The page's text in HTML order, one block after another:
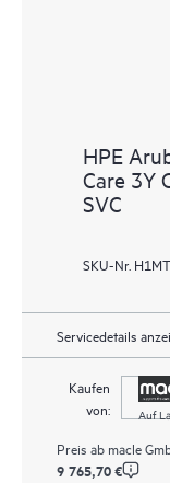
HPE
Care 3Y
SVC
SKU-Nr.
Servicedetails
Kaufen
von:
Auf
Preis ab macle
9 765,70 €